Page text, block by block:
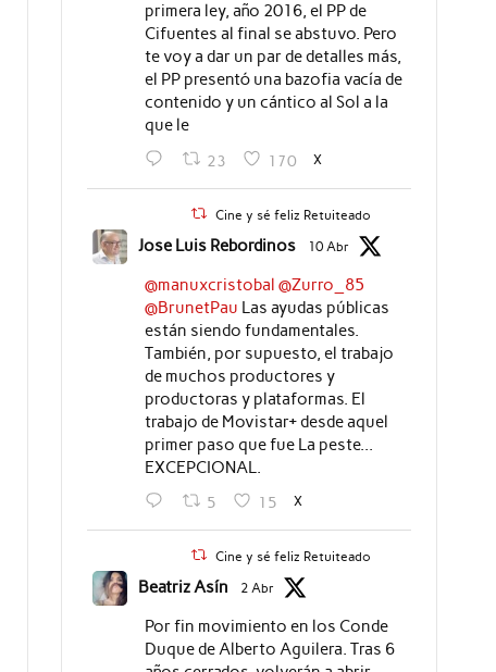
primera ley, año 2016, el PP de
Cifuentes al final se abstuvo. Pero
te voy a dar un par de detalles más,
el PP presentó una bazofia vacía de
contenido y un cántico al Sol a la
que le
23 170 X
Cine y sé feliz Retuiteado
Jose Luis Rebordinos 10 Abr
@manuxcristobal @Zurro_85
@BrunetPau Las ayudas públicas
están siendo fundamentales.
También, por supuesto, el trabajo
de muchos productores y
productoras y plataformas. El
trabajo de Movistar+ desde aquel
primer paso que fue La peste...
EXCEPCIONAL.
5 15 X
Cine y sé feliz Retuiteado
Beatriz Asín 2 Abr
Por fin movimiento en los Conde
Duque de Alberto Aguilera. Tras 6